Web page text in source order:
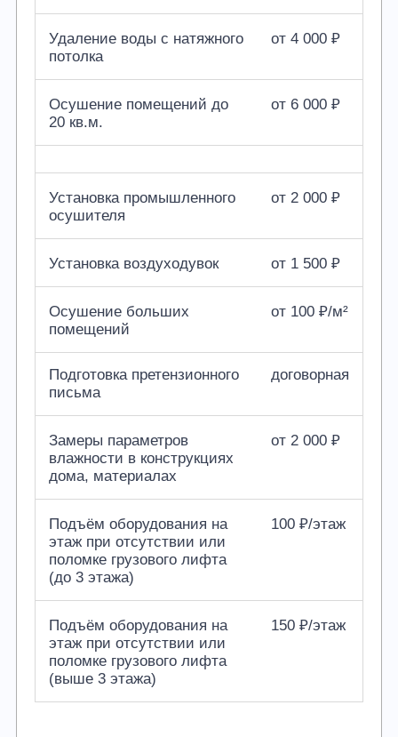
Удаление воды с натяжного
потолка
от 4 000 ₽
Осушение помещений до
20 кв.м.
от 6 000 ₽
Установка промышленного
осушителя
от 2 000 ₽
Установка воздуходувок от 1 500 ₽
Осушение больших
помещений
от 100 ₽/м²
Подготовка претензионного
письма
договорная
Замеры параметров
влажности в конструкциях
дома, материалах
от 2 000 ₽
Подъём оборудования на
этаж при отсутствии или
поломке грузового лифта
(до 3 этажа)
100 ₽/этаж
Подъём оборудования на
этаж при отсутствии или
поломке грузового лифта
(выше 3 этажа)
150 ₽/этаж